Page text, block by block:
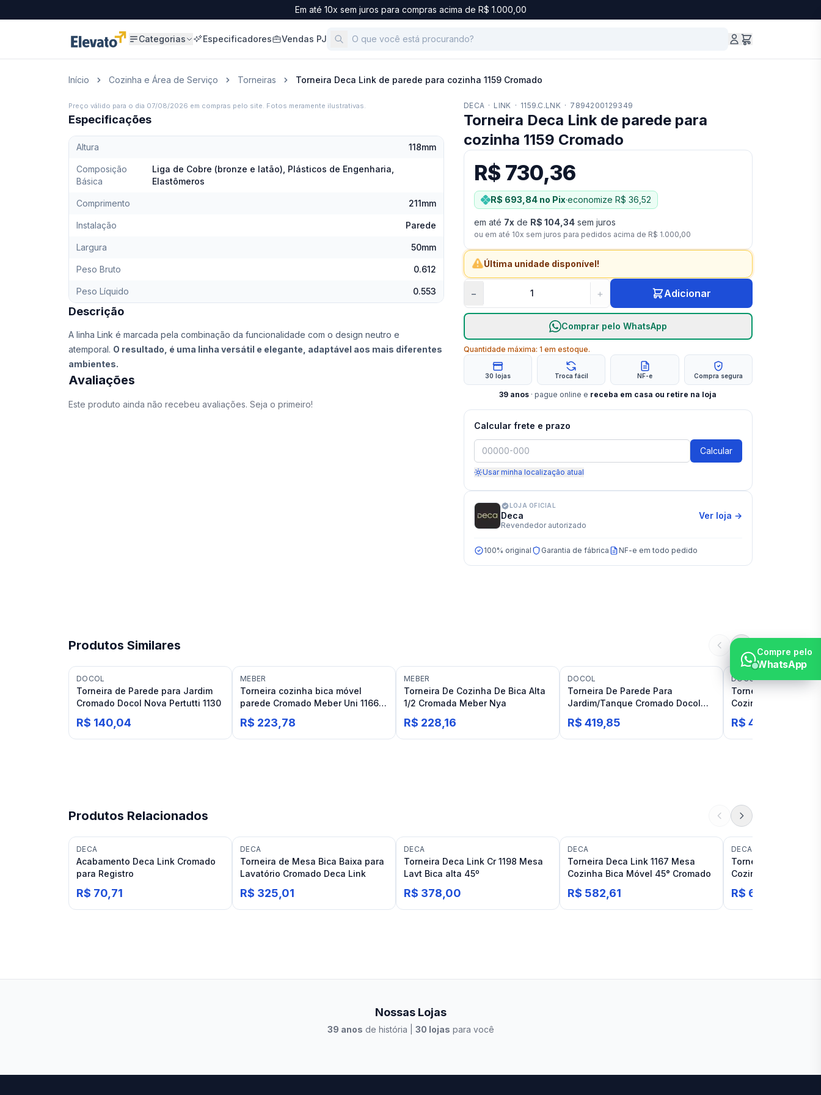
Em até 10x sem juros para compras acima de R$ 1.000,00
Categorias Especificadores Vendas PJ
Início Cozinha e Área de Serviço Torneiras Torneira Deca Link de parede para cozinha 1159 Cromado
Preço válido para o dia 07/08/2026 em compras pelo site. Fotos meramente ilustrativas.
Especificações
Altura 118mm
Composição
Básica
Liga de Cobre (bronze e latão), Plásticos de Engenharia,
Elastômeros
Comprimento 211mm
Instalação Parede
Largura 50mm
Peso Bruto 0.612
Peso Líquido 0.553
Descrição
A linha Link é marcada pela combinação da funcionalidade com o design neutro e
atemporal. O resultado, é uma linha versátil e elegante, adaptável aos mais diferentes
ambientes.
Avaliações
Este produto ainda não recebeu avaliações. Seja o primeiro!
DECA · LINK · 1159.C.LNK · 7894200129349
Torneira Deca Link de parede para
cozinha 1159 Cromado
R$ 730,36
R$ 693,84no Pix·economize R$ 36,52
em até 7x de R$ 104,34sem juros
ou em até 10x sem juros para pedidos acima de R$ 1.000,00
Última unidade disponível!
− + Adicionar
Comprar pelo WhatsApp
Quantidade máxima: 1 em estoque.
30 lojas Troca fácil NF-e Compra segura
39 anos · pague online e receba em casa ou retire na loja
Calcular frete e prazo
Calcular
Usar minha localização atual
LOJA OFICIAL
Deca
Revendedor autorizado
Ver loja →
100% original Garantia de fábrica NF-e em todo pedido
Produtos Similares
DOCOL
Torneira de Parede para Jardim
Cromado Docol Nova Pertutti 1130
R$ 140,04
MEBER
Torneira cozinha bica móvel
parede Cromado Meber Uni 1166 C
18 BU
R$ 223,78
MEBER
Torneira De Cozinha De Bica Alta
1/2 Cromada Meber Nya
R$ 228,16
DOCOL
Torneira De Parede Para
Jardim/Tanque Cromado Docol
Nova Lóggica
R$ 419,85
DOCOL
Torneira Bica Alta
Cozinha Preta
Galiflex
R$ 453,12
Produtos Relacionados
DECA
Acabamento Deca Link Cromado
para Registro
R$ 70,71
DECA
Torneira de Mesa Bica Baixa para
Lavatório Cromado Deca Link
R$ 325,01
DECA
Torneira Deca Link Cr 1198 Mesa
Lavt Bica alta 45º
R$ 378,00
DECA
Torneira Deca Link 1167 Mesa
Cozinha Bica Móvel 45° Cromado
R$ 582,61
DECA
Torneira De
Cozinha com Bica
Deca Link
R$ 671,50
Nossas Lojas
39 anos de história | 30 lojas para você
Elevato Xangri-Lá
Compre pelo
WhatsApp